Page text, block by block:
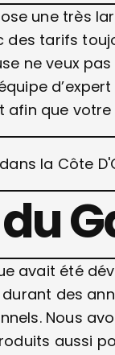
une très
des tarifs
ne veux
que
avait été
des
Nous
aussi